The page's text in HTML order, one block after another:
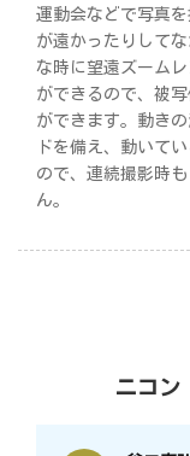
運動会などで写真
が遠かったりして
な時に望遠ズーム
ができるので、被
ができます。動き
ドを備え、動いて
ので、連続撮影時
ん。
ニコン